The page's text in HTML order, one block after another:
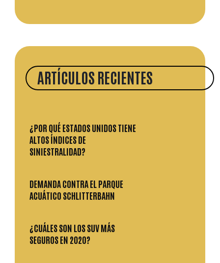
ARTÍCULOS RECIENTES
¿POR QUÉ ESTADOS UNIDOS TIENE
ALTOS ÍNDICES DE
SINIESTRALIDAD?
DEMANDA CONTRA EL PARQUE
ACUÁTICO SCHLITTERBAHN
¿CUÁLES SON LOS SUV MÁS
SEGUROS EN 2020?